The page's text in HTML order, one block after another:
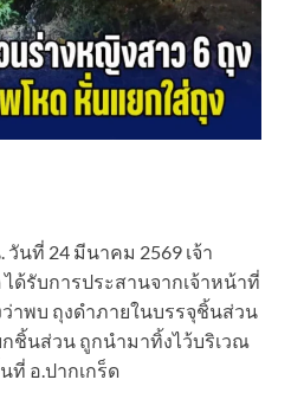
วันที่ 24 มีนาคม 2569 เจ้า
ด้รับการประสานจากเจ้าหน้าที่
าพบ ถุงดำภายในบรรจุชิ้นส่วน
ชิ้นส่วน ถูกนำมาทิ้งไว้บริเวณ
ที่ อ.ปากเกร็ด